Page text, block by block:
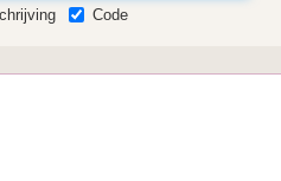
Code